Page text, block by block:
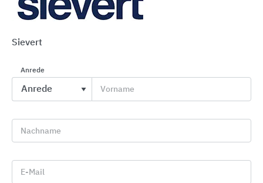
Keramik- und Naturwerksteinbeläge
Sievert
Anrede
Vorname
Nachname
E-Mail